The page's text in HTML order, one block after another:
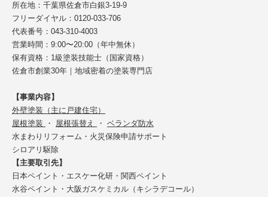
所在地：千葉県佐倉市白銀3-19-9
フリーダイヤル：0120-033-706
代表番号：043-310-4003
営業時間：9:00〜20:00（年中無休）
保有資格：1級塗装技能士（国家資格）
佐倉市創業30年｜地域密着の塗装専門店
【事業内容】
外壁塗装（主に戸建住宅）
屋根塗装
・ 屋根張替え ・ ベランダ防水
水まわりリフォーム・火災保険申請サポート
シロアリ駆除
【主要取引先】
日本ペイント・エスケー化研・関西ペイント
水谷ペイント・大阪ガスケミカル（キシラデコール）